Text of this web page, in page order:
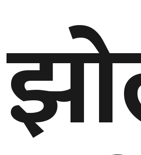
मनाेरञ्जन
खेलकुद
घुमफिर